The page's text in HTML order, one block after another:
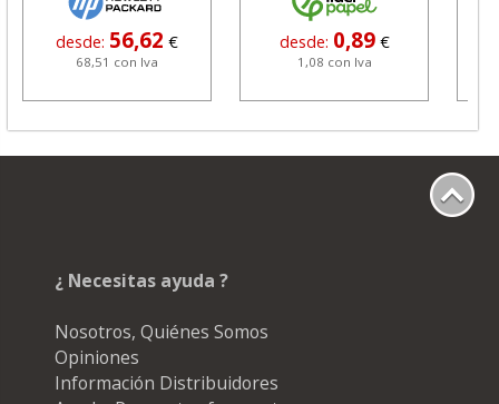
desde: 56,62 €
68,51 con Iva
desde: 0,89 €
1,08 con Iva
¿ Necesitas ayuda ?
Nosotros, Quiénes Somos
Opiniones
Información Distribuidores